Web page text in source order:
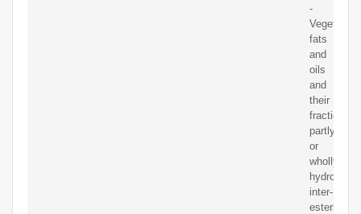
-
Vegetable
fats
and
oils
and
their
fractions;
partly
or
wholly
inter-
esterified,